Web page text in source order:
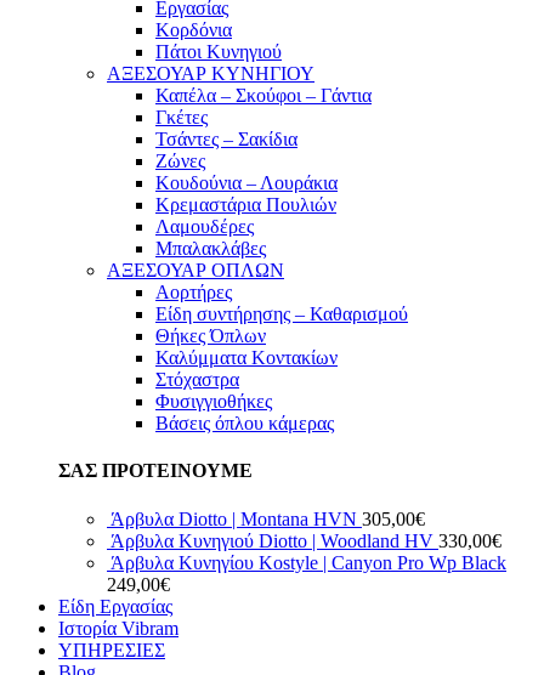
Εργασίας
Κορδόνια
Πάτοι Κυνηγιού
ΑΞΕΣΟΥΑΡ ΚΥΝΗΓΙΟΥ
Καπέλα – Σκούφοι – Γάντια
Γκέτες
Τσάντες – Σακίδια
Ζώνες
Κουδούνια – Λουράκια
Κρεμαστάρια Πουλιών
Λαμουδέρες
Μπαλακλάβες
ΑΞΕΣΟΥΑΡ ΟΠΛΩΝ
Αορτήρες
Είδη συντήρησης – Καθαρισμού
Θήκες Όπλων
Καλύμματα Κοντακίων
Στόχαστρα
Φυσιγγιοθήκες
Βάσεις όπλου κάμερας
ΣΑΣ ΠΡΟΤΕΙΝΟΥΜΕ
Άρβυλα Diotto | Montana HVN 305,00€
Άρβυλα Κυνηγιού Diotto | Woodland HV 330,00€
Άρβυλα Κυνηγίου Kostyle | Canyon Pro Wp Black
249,00€
Είδη Εργασίας
Ιστορία Vibram
ΥΠΗΡΕΣΙΕΣ